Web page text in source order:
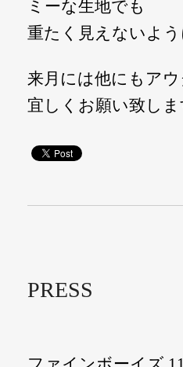
ミーな生地でも
重たく見えないよ
来月には他にもア
宜しくお願い致しま
PRESS